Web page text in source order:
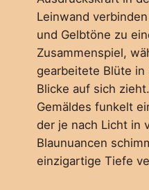
Leinwand
und Gelbtöne zu
Zusammenspiel,
gearbeitete Blüte in
Blicke auf sich
Gemäldes funkelt
der je nach Licht in
Blaunuancen
einzigartige Tiefe